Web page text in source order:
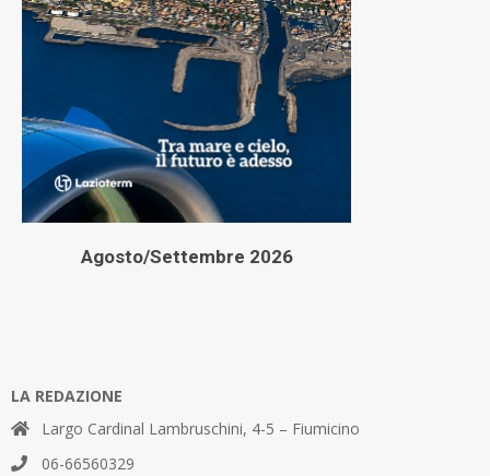
Agosto/Settembre 2026
LA REDAZIONE
Largo Cardinal Lambruschini, 4-5 – Fiumicino
06-66560329